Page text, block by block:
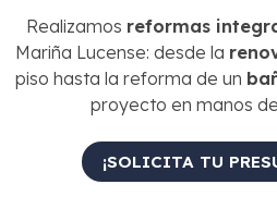
Realizamos reformas
Mariña Lucense: desde la
piso hasta la reforma de un
proyecto en manos
¡SOLICITA TU